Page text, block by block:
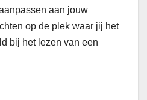
aan jouw
op de plek waar jij het
bij het lezen van een